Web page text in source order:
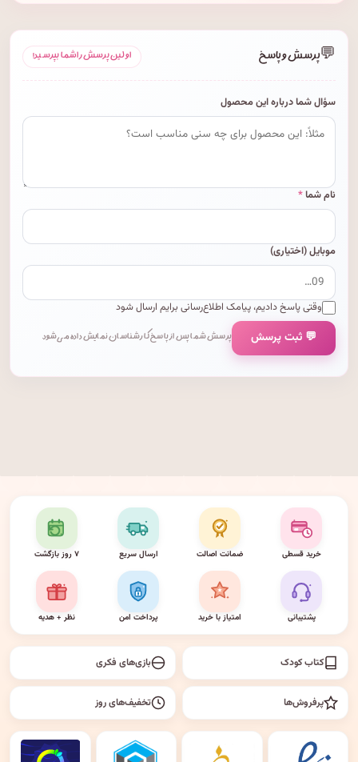
💬پرسش و پاسخ اولین پرسش را شما بپرسید!
سؤال شما درباره این محصول
نام شما*
موبایل (اختیاری)
وقتی پاسخ دادیم، پیامک اطلاع‌رسانی برایم ارسال شود
💬 ثبت پرسش پرسش شما پس از پاسخ کارشناسان نمایش داده می‌شود.
خرید قسطی ضمانت اصالت ارسال سریع ۷ روز بازگشت
پشتیبانی امتیاز با خرید پرداخت امن نظر + هدیه
کتاب کودک بازی‌های فکری
پرفروش‌ها تخفیف‌های روز